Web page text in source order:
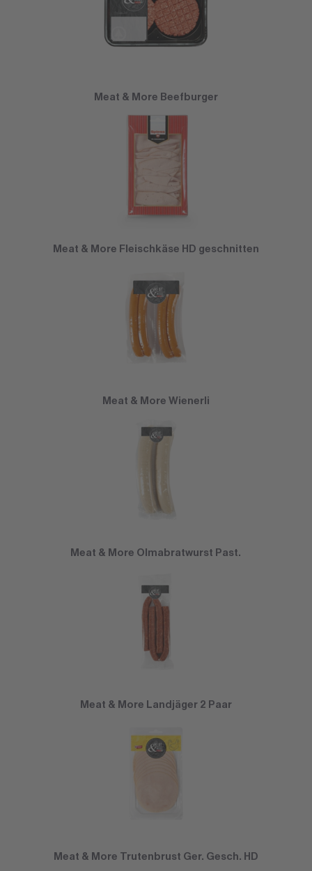
Meat & More Beefburger
Meat & More Fleischkäse HD geschnitten
Meat & More Wienerli
Meat & More Olmabratwurst Past.
Meat & More Landjäger 2 Paar
Meat & More Trutenbrust Ger. Gesch. HD